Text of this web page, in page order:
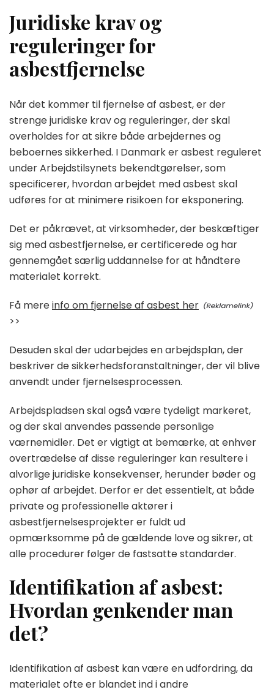
Juridiske krav og
reguleringer for
asbestfjernelse
Når det kommer til fjernelse af asbest, er der
strenge juridiske krav og reguleringer, der skal
overholdes for at sikre både arbejdernes og
beboernes sikkerhed. I Danmark er asbest reguleret
under Arbejdstilsynets bekendtgørelser, som
specificerer, hvordan arbejdet med asbest skal
udføres for at minimere risikoen for eksponering.
Det er påkrævet, at virksomheder, der beskæftiger
sig med asbestfjernelse, er certificerede og har
gennemgået særlig uddannelse for at håndtere
materialet korrekt.
Få mereinfo om fjernelse af asbest her
>>
Desuden skal der udarbejdes en arbejdsplan, der
beskriver de sikkerhedsforanstaltninger, der vil blive
anvendt under fjernelsesprocessen.
Arbejdspladsen skal også være tydeligt markeret,
og der skal anvendes passende personlige
værnemidler. Det er vigtigt at bemærke, at enhver
overtrædelse af disse reguleringer kan resultere i
alvorlige juridiske konsekvenser, herunder bøder og
ophør af arbejdet. Derfor er det essentielt, at både
private og professionelle aktører i
asbestfjernelsesprojekter er fuldt ud
opmærksomme på de gældende love og sikrer, at
alle procedurer følger de fastsatte standarder.
Identifikation af asbest:
Hvordan genkender man
det?
Identifikation af asbest kan være en udfordring, da
materialet ofte er blandet ind i andre